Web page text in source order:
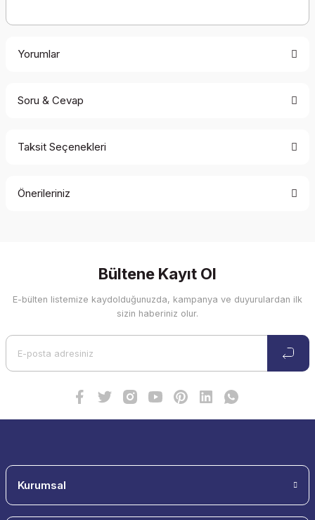
Yorumlar
Soru & Cevap
Taksit Seçenekleri
Önerileriniz
Görüş ve önerileriniz için teşekkür ederiz.
Ürün resmi kalitesiz, bozuk veya görüntülenemiyor.
Bültene Kayıt Ol
E-bülten listemize kaydolduğunuzda, kampanya ve duyurulardan ilk
sizin haberiniz olur.
Kurumsal